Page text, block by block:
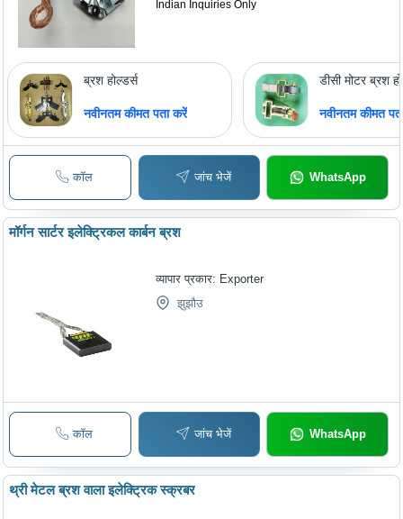
Indian Inquiries Only
ब्रश होल्डर्स
नवीनतम कीमत पता करें
डीसी मोटर ब्रश
नवीनतम कीमत
कॉल जांच भेजें WhatsApp
मॉर्गन सार्टर इलेक्ट्रिकल कार्बन ब्रश
व्यापार प्रकार: Exporter
झुझौउ
कॉल जांच भेजें WhatsApp
थ्री मेटल ब्रश वाला इलेक्ट्रिक स्क्रबर